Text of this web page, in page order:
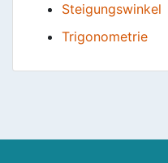
Steigungswinkel
Trigonometrie